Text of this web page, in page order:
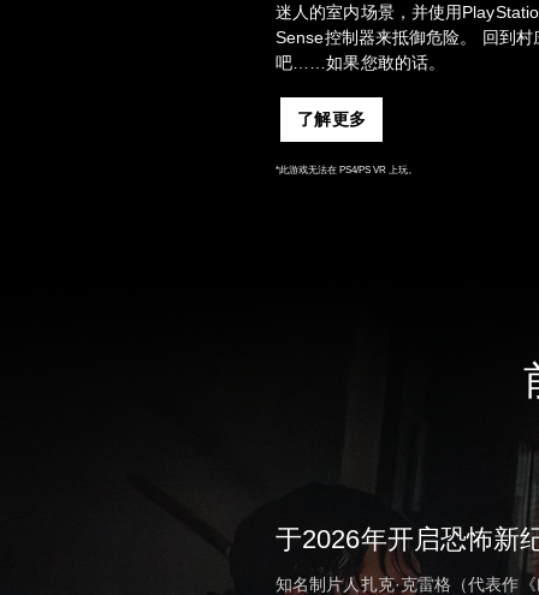
迷人的室内场景，并使用
Sense控制器来抵御危险。 回到村
吧……如果您敢的话。
了解更多
*此游戏无法在 PS4/PS VR 上玩。
于2026年开启恐怖新
知名制片人扎克·克雷格（代表作